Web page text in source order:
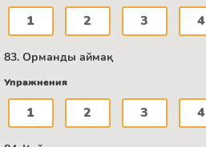
1 2 3 4
83. Орманды аймақ
Упражнения
1 2 3 4